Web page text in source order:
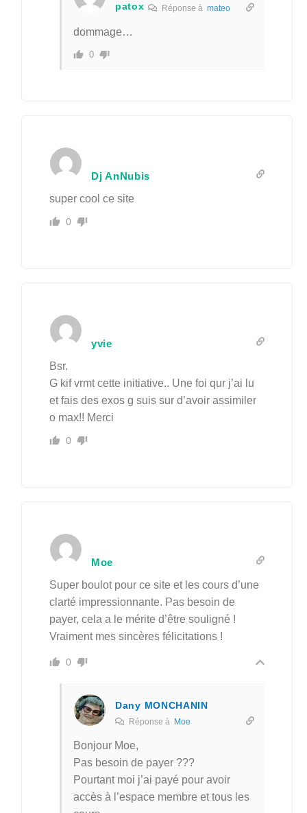
patox Réponse à mateo
dommage…
0
Dj AnNubis
super cool ce site
0
yvie
Bsr.
G kif vrmt cette initiative.. Une foi qur j’ai lu
et fais des exos g suis sur d’avoir assimiler
o max!! Merci
0
Moe
Super boulot pour ce site et les cours d’une
clarté impressionnante. Pas besoin de
payer, cela a le mérite d’être souligné !
Vraiment mes sincères félicitations !
0
Dany MONCHANIN
Réponse à Moe
Bonjour Moe,
Pas besoin de payer ???
Pourtant moi j’ai payé pour avoir
accès à l’espace membre et tous les